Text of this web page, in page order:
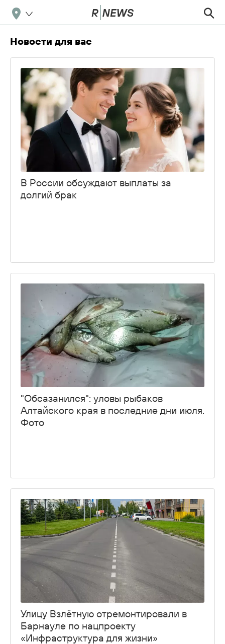
Новости для вас
В России обсуждают выплаты за
долгий брак
"Обсазанился": уловы рыбаков
Алтайского края в последние дни июля.
Фото
Улицу Взлётную отремонтировали в
Барнауле по нацпроекту
«Инфраструктура для жизни»